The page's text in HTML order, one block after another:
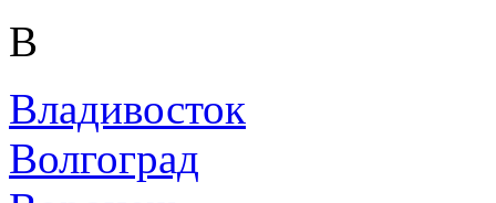
В
Владивосток
Волгоград